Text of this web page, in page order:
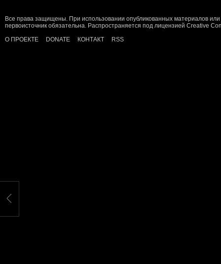
Все права защищены. При использовании опубликованных материалов
первоисточник обязательна. Распространяется под лицензией Creative
О ПРОЕКТЕ
DONATE КОНТАКТ RSS